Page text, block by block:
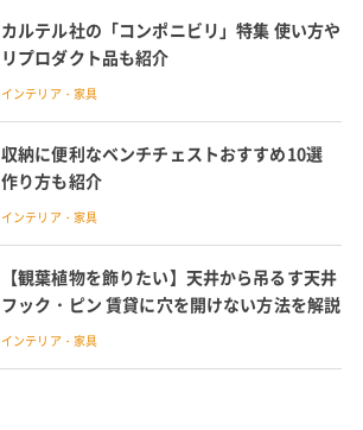
カルテル社の「コンポニビリ」特集 使い方や
リプロダクト品も紹介
インテリア・家具
収納に便利なベンチチェストおすすめ10選
作り方も紹介
インテリア・家具
【観葉植物を飾りたい】天井から吊るす天井
フック・ピン 賃貸に穴を開けない方法を解説
インテリア・家具